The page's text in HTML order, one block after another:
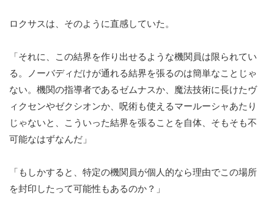
ロクサスは、そのように直感していた。
「それに、この結界を作り出せるような機関員は限られてい
る。ノーバディだけが通れる結界を張るのは簡単なことじゃ
ない。機関の指導者であるゼムナスか、魔法技術に長けたヴ
ィクセンやゼクシオンか、呪術も使えるマールーシャあたり
じゃないと、こういった結界を張ることを自体、そもそも不
可能なはずなんだ」
「もしかすると、特定の機関員が個人的なら理由でこの場所
を封印したって可能性もあるのか？」